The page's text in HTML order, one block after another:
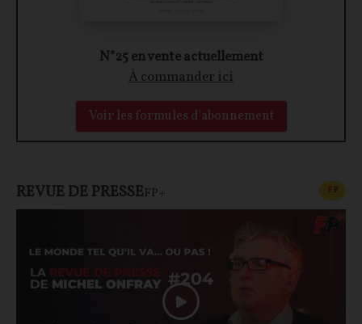
N°25 en vente actuellement
À commander ici
Voir les formules d'abonnement
REVUE DE PRESSEFP+ FP